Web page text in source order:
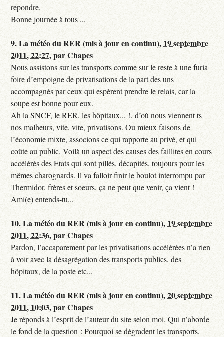
repondre.
Bonne journée à tous ...
9.La météo du RER (mis à jour en continu), 19 septembre
2011, 22:27,parChapes
Nous assistons sur les transports comme sur le reste à une furia
foire d’empoigne de privatisations de la part des uns
accompagnés par ceux qui espèrent prendre le relais, car la
soupe est bonne pour eux.
Ah la SNCF, le RER, les hôpitaux... !, d’où nous viennent ts
nos malheurs, vite, vite, privatisons. Ou mieux faisons de
l’économie mixte, associons ce qui rapporte au privé, et qui
coûte au public. Voilà un aspect des causes des faillites en cours
accélérés des Etats qui sont pillés, décapités, toujours pour les
mêmes charognards. Il va falloir finir le boulot interrompu par
Thermidor, frères et soeurs, ça ne peut que venir, ça vient !
Ami(e) entends-tu...
10.La météo du RER (mis à jour en continu), 19 septembre
2011, 22:36,parChapes
Pardon, l’accaparement par les privatisations accélérées n’a rien
à voir avec la désagrégation des transports publics, des
hôpitaux, de la poste etc...
11.La météo du RER (mis à jour en continu),20 septembre
2011, 10:03,parChapes
Je réponds à l’esprit de l’auteur du site selon moi. Qui n’aborde
le fond de la question : Pourquoi se dégradent les transports,